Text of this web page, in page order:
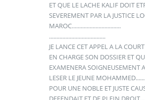
ET QUE LE LACHE KALIF DOIT
SEVEREMENT PAR LA JUSTICE
MAROC.................................
......................................
JE LANCE CET APPEL A LA
EN CHARGE SON DOSSIER ET
EXAMENERA SOIGNEUSEMENT
LESER LE JEUNE
POUR UNE NOBLE ET JUSTE